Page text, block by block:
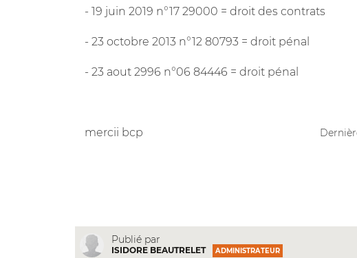
- 19 juin 2019 n°17 29000 = droit des contrats
- 23 octobre 2013 n°12 80793 = droit pénal
- 23 aout 2996 n°06 84446 = droit pénal
mercii bcp
Publié par
ISIDORE BEAUTRELET ADMINISTRATEUR